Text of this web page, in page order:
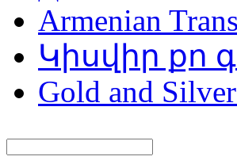
Armenian
Կիսվիր քո
Gold and